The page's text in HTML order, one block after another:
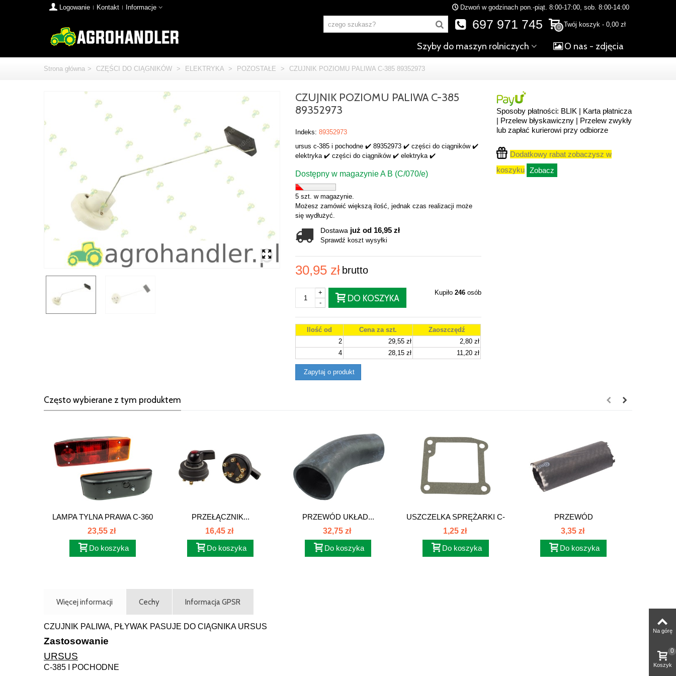
Logowanie Kontakt Informacje Dzwoń w godzinach pon.-piąt. 8:00-17:00, sob. 8:00-14:00
0 Twój koszyk - 0,00 zł
697 971 745
Szyby do maszyn rolniczych O nas - zdjęcia
Strona główna > CZĘŚCI DO CIĄGNIKÓW > ELEKTRYKA > POZOSTAŁE > CZUJNIK POZIOMU PALIWA C-385 89352973
CZUJNIK POZIOMU PALIWA C-385
89352973
Indeks: 89352973
ursus c-385 i pochodne ✔️ 89352973 ✔️ części do ciągników ✔️
elektryka ✔️ części do ciągników ✔️ elektryka ✔️
Dostępny w magazynie A B (C/070/e)
5 szt. w magazynie.
Możesz zamówić większą ilość, jednak czas realizacji może
się wydłużyć.
Dostawa już od 16,95 zł
Sprawdź koszt wysyłki
30,95 zł brutto
-
+
DO KOSZYKA
Kupiło 246osób
Ilość od Cena za szt.
Zaoszczędź
2
29,55 zł
2,80 zł
4
28,15 zł 11,20 zł
Zapytaj o produkt
Sposoby płatności: BLIK | Karta płatnicza
| Przelew błyskawiczny | Przelew zwykły
lub zapłać kurierowi przy odbiorze
Dodatkowy rabat zobaczysz w
koszyku Zobacz
Często wybierane z tym produktem
LAMPA TYLNA PRAWA C-360
E549P...
23,55 zł
Do koszyka
PRZEŁĄCZNIK...
16,45 zł
Do koszyka
PRZEWÓD UKŁAD...
32,75 zł
Do koszyka
USZCZELKA SPRĘŻARKI C-
385 80002095
1,25 zł
Do koszyka
PRZEWÓD
GUM.MIKROPOMPKI.
80108084
3,35 zł
Do koszyka
Więcej informacji Cechy Informacja GPSR
CZUJNIK PALIWA, PŁYWAK PASUJE DO CIĄGNIKA URSUS
Zastosowanie
URSUS
C-385 I POCHODNE
Na górę
Koszyk
0